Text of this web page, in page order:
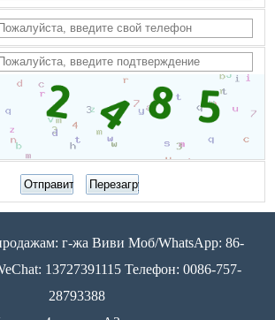
г-жа Виви Моб/WhatsApp: 86-
13727391115 Телефон: 0086-757-
28793388